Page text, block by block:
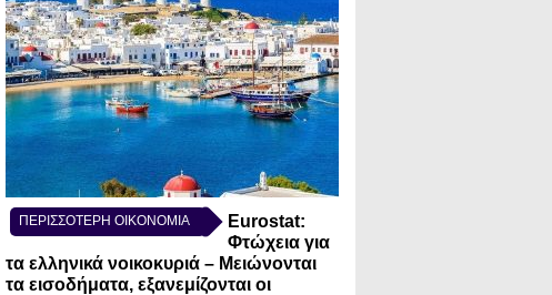
ΠΕΡΙΣΣΟΤΕΡΗ ΟΙΚΟΝΟΜΙΑ
Eurostat:
Φτώχεια για
τα ελληνικά νοικοκυριά – Μειώνονται
τα εισοδήματα, εξανεμίζονται οι